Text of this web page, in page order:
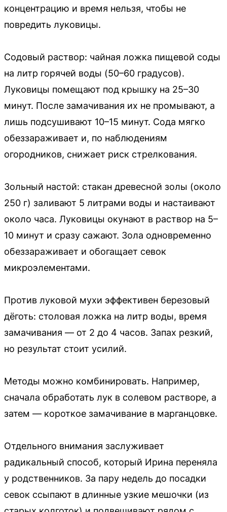
концентрацию и время нельзя, чтобы не
повредить луковицы.
Содовый раствор: чайная ложка пищевой соды
на литр горячей воды (50–60 градусов).
Луковицы помещают под крышку на 25–30
минут. После замачивания их не промывают, а
лишь подсушивают 10–15 минут. Сода мягко
обеззараживает и, по наблюдениям
огородников, снижает риск стрелкования.
Зольный настой: стакан древесной золы (около
250 г) заливают 5 литрами воды и настаивают
около часа. Луковицы окунают в раствор на 5–
10 минут и сразу сажают. Зола одновременно
обеззараживает и обогащает севок
микроэлементами.
Против луковой мухи эффективен березовый
дёготь: столовая ложка на литр воды, время
замачивания — от 2 до 4 часов. Запах резкий,
но результат стоит усилий.
Методы можно комбинировать. Например,
сначала обработать лук в солевом растворе, а
затем — короткое замачивание в марганцовке.
Отдельного внимания заслуживает
радикальный способ, который Ирина переняла
у родственников. За пару недель до посадки
севок ссыпают в длинные узкие мешочки (из